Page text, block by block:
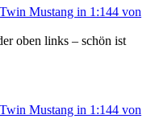
oben links – schön ist